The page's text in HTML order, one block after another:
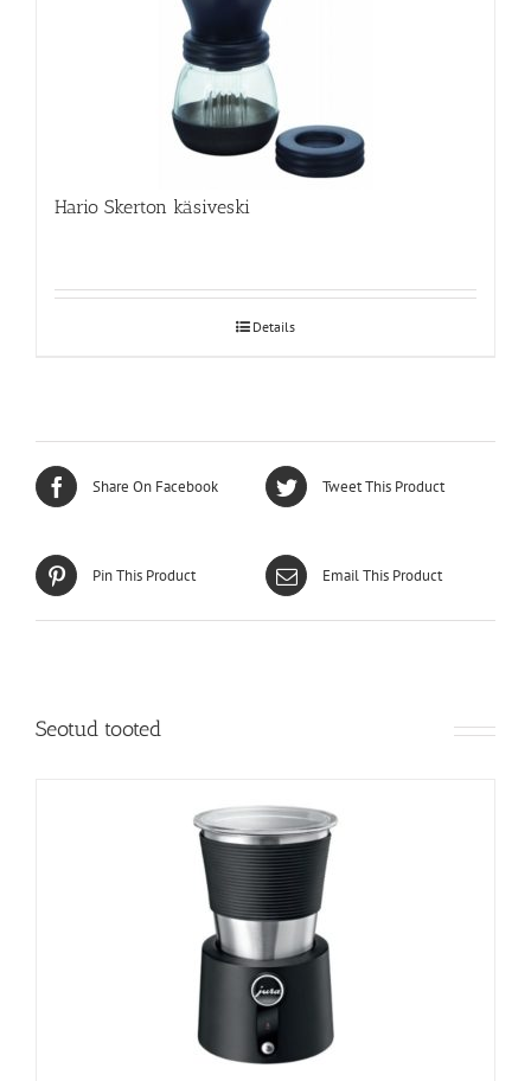
Hario Skerton käsiveski
Details
Share On Facebook Tweet This Product
Pin This Product Email This Product
Seotud tooted